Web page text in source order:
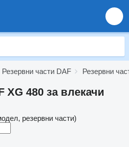
Резервни части DAF Резервни
XG 480 за влекачи
резервни части)